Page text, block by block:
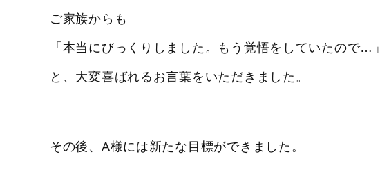
ご家族からも
「本当にびっくりしました。もう覚悟をしていたので…」
と、大変喜ばれるお言葉をいただきました。
その後、A様には新たな目標ができました。